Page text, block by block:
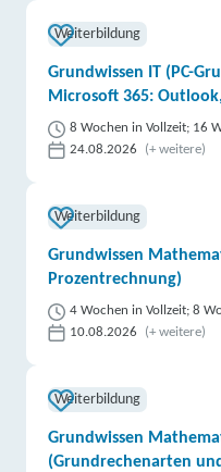
Weiterbildung
Grundwissen IT (PC-
Microsoft 365:
8 Wochen in Vollzeit; 16
24.08.2026
(+ weitere)
Weiterbildung
Grundwissen
Prozentrechnung)
4 Wochen in Vollzeit; 8
10.08.2026
(+ weitere)
Weiterbildung
Grundwissen
(Grundrechenarten